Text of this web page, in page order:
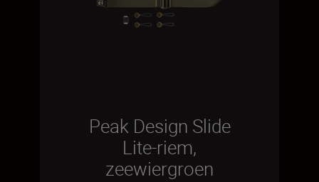
Peak Design Slide
Lite-riem,
zeewiergroen